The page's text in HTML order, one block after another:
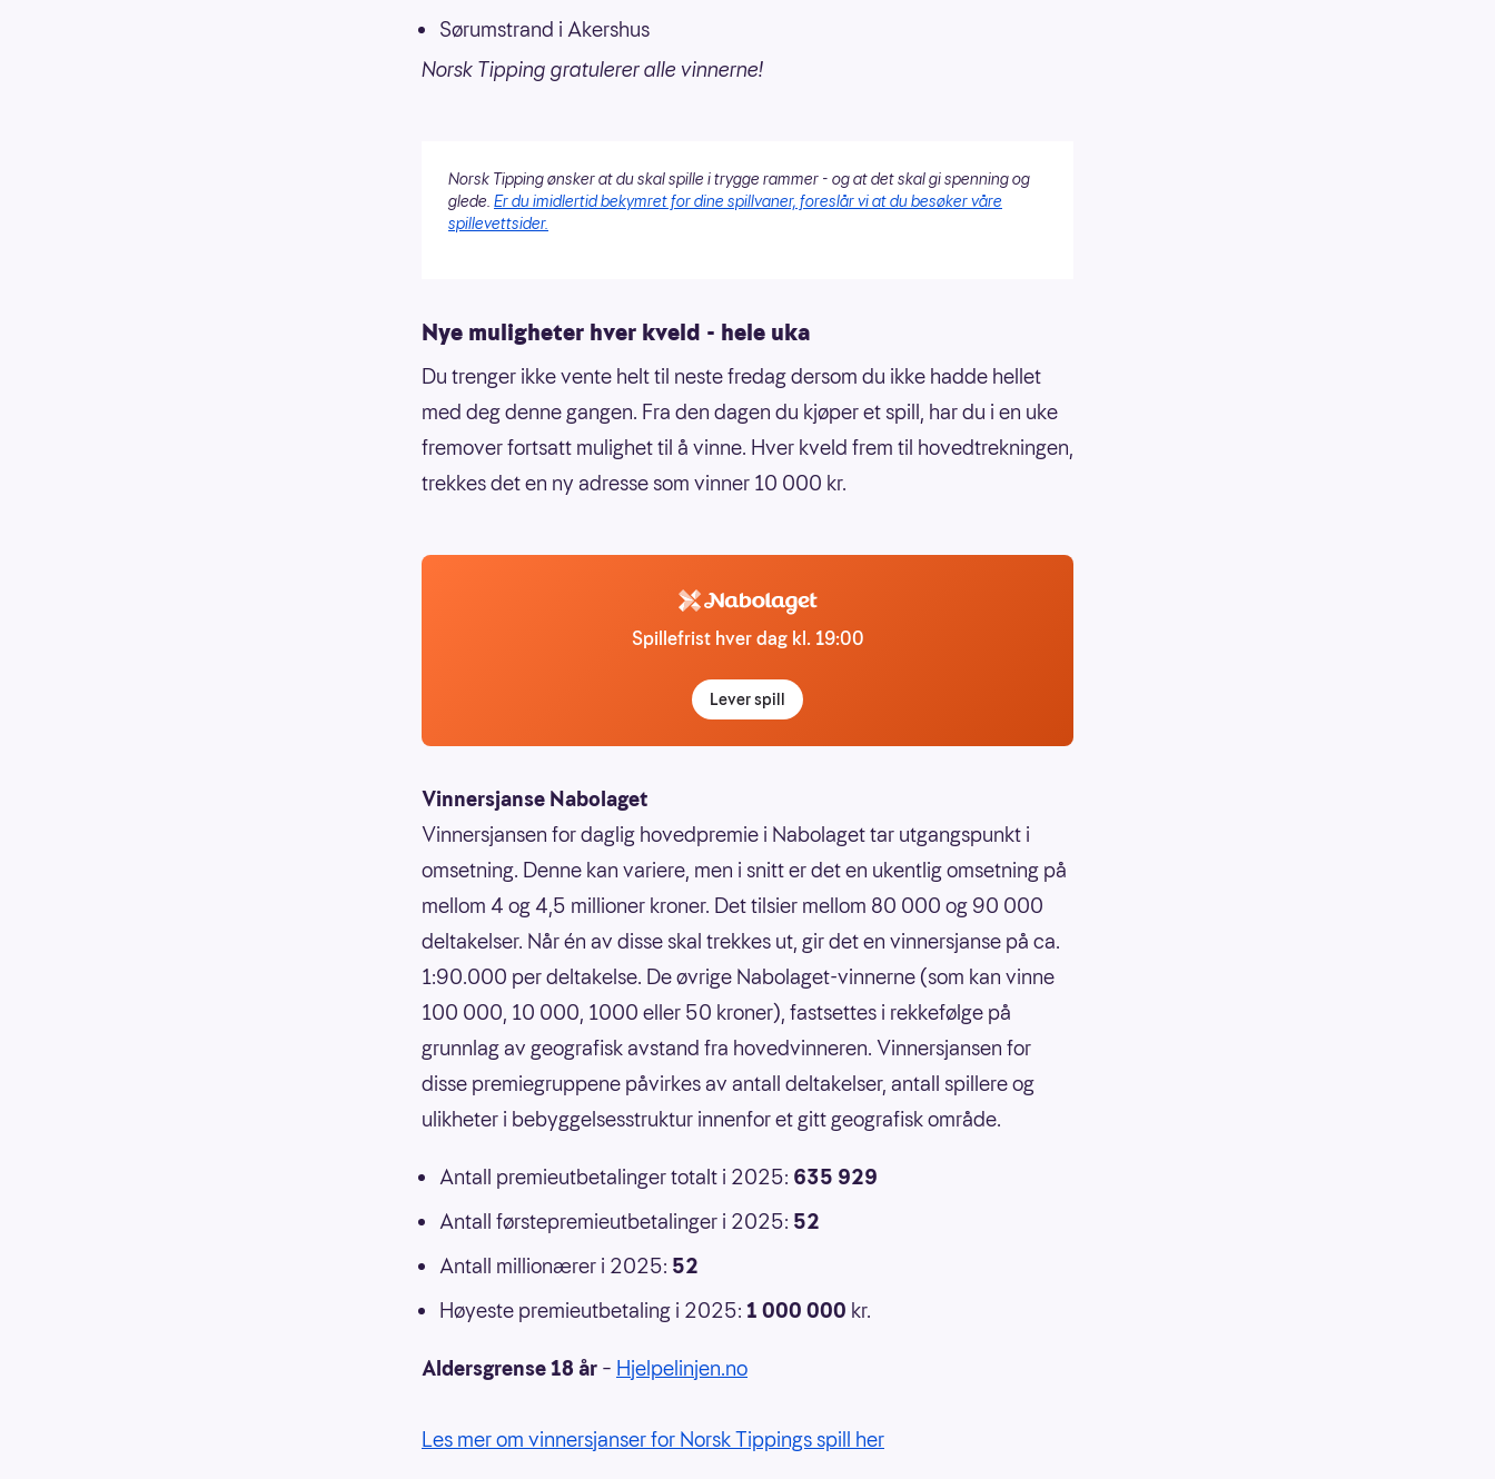
Sørumstrand i Akershus
Norsk Tipping gratulerer alle vinnerne!
Norsk Tipping ønsker at du skal spille i trygge rammer - og at det skal gi spenning og
glede. Er du imidlertid bekymret for dine spillvaner, foreslår vi at du besøker våre
spillevettsider.
Nye muligheter hver kveld - hele uka
Du trenger ikke vente helt til neste fredag dersom du ikke hadde hellet
med deg denne gangen. Fra den dagen du kjøper et spill, har du i en uke
fremover fortsatt mulighet til å vinne. Hver kveld frem til hovedtrekningen,
trekkes det en ny adresse som vinner 10 000 kr.
Spillefrist hver dag kl. 19:00
Lever spill
Vinnersjanse Nabolaget
Vinnersjansen for daglig hovedpremie i Nabolaget tar utgangspunkt i
omsetning. Denne kan variere, men i snitt er det en ukentlig omsetning på
mellom 4 og 4,5 millioner kroner. Det tilsier mellom 80 000 og 90 000
deltakelser. Når én av disse skal trekkes ut, gir det en vinnersjanse på ca.
1:90.000 per deltakelse. De øvrige Nabolaget-vinnerne (som kan vinne
100 000, 10 000, 1000 eller 50 kroner), fastsettes i rekkefølge på
grunnlag av geografisk avstand fra hovedvinneren. Vinnersjansen for
disse premiegruppene påvirkes av antall deltakelser, antall spillere og
ulikheter i bebyggelsesstruktur innenfor et gitt geografisk område.
Antall premieutbetalinger totalt i 2025: 635 929
Antall førstepremieutbetalinger i 2025: 52
Antall millionærer i 2025: 52
Høyeste premieutbetaling i 2025: 1 000 000 kr.
Aldersgrense 18 år – Hjelpelinjen.no
Les mer om vinnersjanser for Norsk Tippings spill her